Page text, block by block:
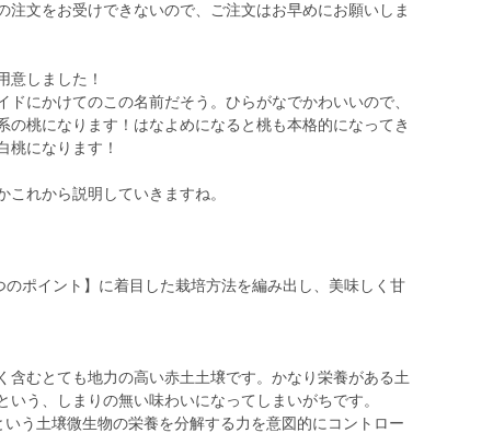
注文をお受けできないので、ご注文はお早めにお願いしま
意しました！
ドにかけてのこの名前だそう。ひらがなでかわいいので、
の桃になります！はなよめになると桃も本格的になってき
桃になります！
れから説明していきますね。
ポイント】に着目した栽培方法を編み出し、美味しく甘
含むとても地力の高い赤土土壌です。かなり栄養がある土
う、しまりの無い味わいになってしまいがちです。
う土壌微生物の栄養を分解する力を意図的にコントロー